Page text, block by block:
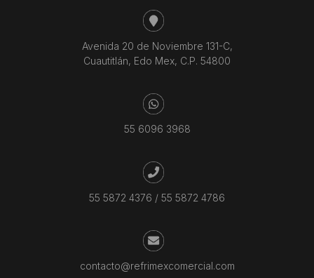
Avenida 20 de Noviembre 131-C,
Cuautitlán, Edo Mex, C.P. 54800
55 6096 3968
55 5872 4376 / 55 5872 4786
contacto@refrimexcomercial.com